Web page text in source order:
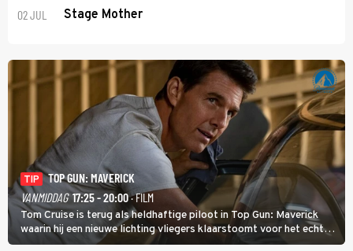
02 JUL Stage Mother
TIP
TOP GUN: MAVERICK
VANMIDDAG 17:25 - 20:00· FILM
Tom Cruise is terug als heldhaftige piloot in Top Gun: Maverick
waarin hij een nieuwe lichting vliegers klaarstoomt voor het echte
werk.